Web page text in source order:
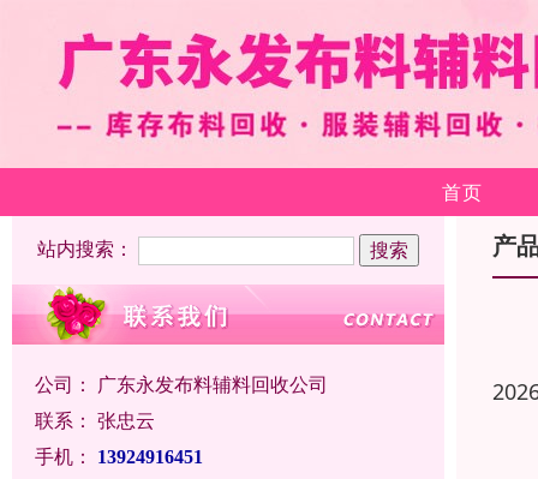
首页
站内搜索：
公司： 广东永发布料辅料回收公司
联系： 张忠云
手机：
13924916451
产